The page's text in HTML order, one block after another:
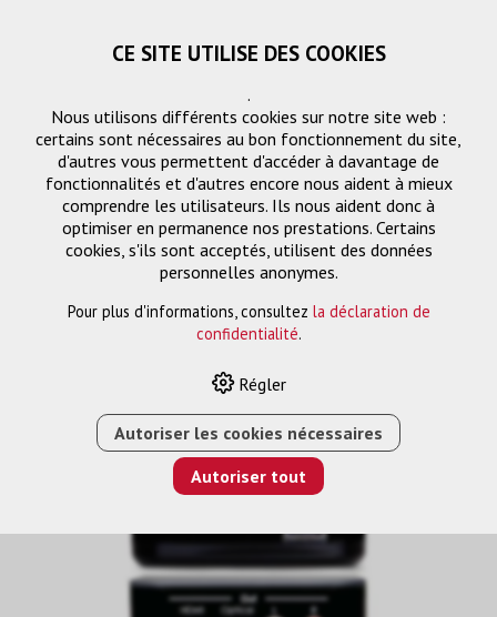
Gestion des signaux
GESTION DES SIGNAUX
CE SITE UTILISE DES COOKIES
.
Nous utilisons différents cookies sur notre site web :
certains sont nécessaires au bon fonctionnement du site,
d'autres vous permettent d'accéder à davantage de
fonctionnalités et d'autres encore nous aident à mieux
comprendre les utilisateurs. Ils nous aident donc à
optimiser en permanence nos prestations. Certains
cookies, s'ils sont acceptés, utilisent des données
personnelles anonymes.
Pour plus d'informations, consultez la déclaration de
confidentialité.
Régler
Autoriser les cookies nécessaires
Autoriser tout